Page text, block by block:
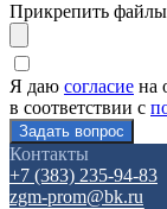
Прикрепить
Я даю согласие на
в соответствии с
Контакты
+7 (383) 235-94-83
zgm-prom@bk.ru